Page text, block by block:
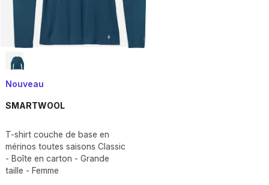
Nouveau
SMARTWOOL
T-shirt couche de base en
mérinos toutes saisons Classic
- Boîte en carton - Grande
taille - Femme